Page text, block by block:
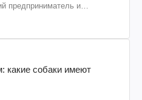
предприниматель и
какие собаки имеют